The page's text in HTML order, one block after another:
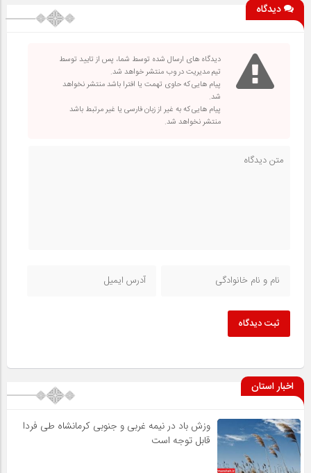
دیدگاه
دیدگاه های ارسال شده توسط شما، پس از تایید توسط
تیم مدیریت در وب منتشر خواهد شد.
پیام هایی که حاوی تهمت یا افترا باشد منتشر نخواهد
شد.
پیام هایی که به غیر از زبان فارسی یا غیر مرتبط باشد
منتشر نخواهد شد.
ثبت دیدگاه
اخبار استان
وزش باد در نیمه غربی و جنوبی کرمانشاه طی فردا
قابل توجه است